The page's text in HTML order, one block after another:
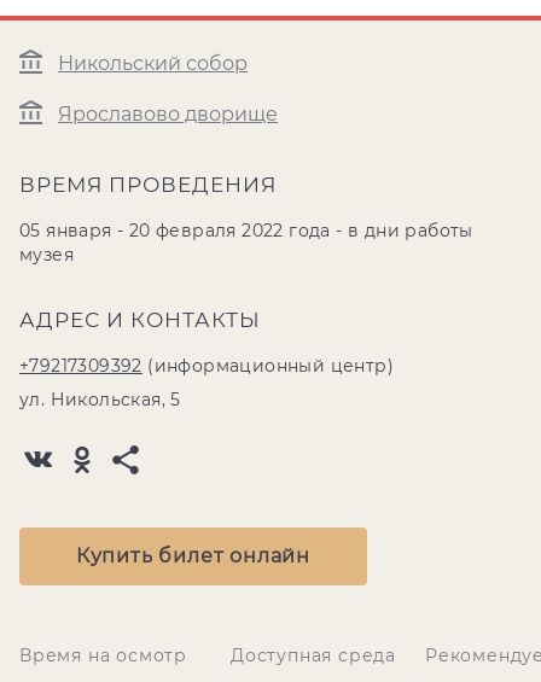
Никольский собор
Ярославово дворище
ВРЕМЯ ПРОВЕДЕНИЯ
05 января - 20 февраля 2022 года - в дни работы
музея
АДРЕС И КОНТАКТЫ
+79217309392 (информационный центр)
ул. Никольская, 5
Купить билет онлайн
Время на осмотр Доступная среда